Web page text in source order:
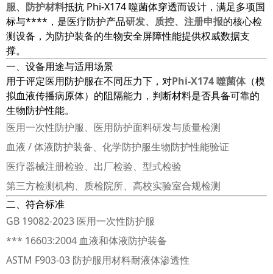
服、防护材料抵抗 Phi‑X174 噬菌体穿透而设计，满足多项国
标与****，是医疗防护产品研发、质控、注册申报的核心检
测设备，为防护装备的生物安全屏障性能提供权威数据支
撑。
一、设备用途与适用场景
用于评定医用防护服在不同压力下，对Phi‑X174 噬菌体（模
拟血液传播病原体）的阻隔能力，判断材料是否具备可靠的
生物防护性能。
医用一次性防护服、医用防护面料研发与质量检测
血液 / 体液防护装备、化学防护服生物防护性能验证
医疗器械注册检验、出厂检验、型式检验
第三方检测机构、质检院所、高校实验室合规检测
二、符合标准
GB 19082‑2023 医用一次性防护服
*** 16603:2004 血液和体液防护装备
ASTM F903‑03 防护服用材料耐液体渗透性